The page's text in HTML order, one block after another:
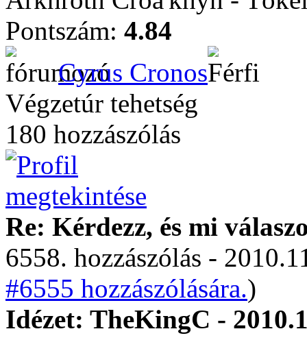
Pontszám: 4.84
Cyrus Cronos
Végzetúr tehetség
180 hozzászólás
Re: Kérdezz, és mi
6558. hozzászólás -
#6555 hozzászólására.)
Idézet: TheKingC -